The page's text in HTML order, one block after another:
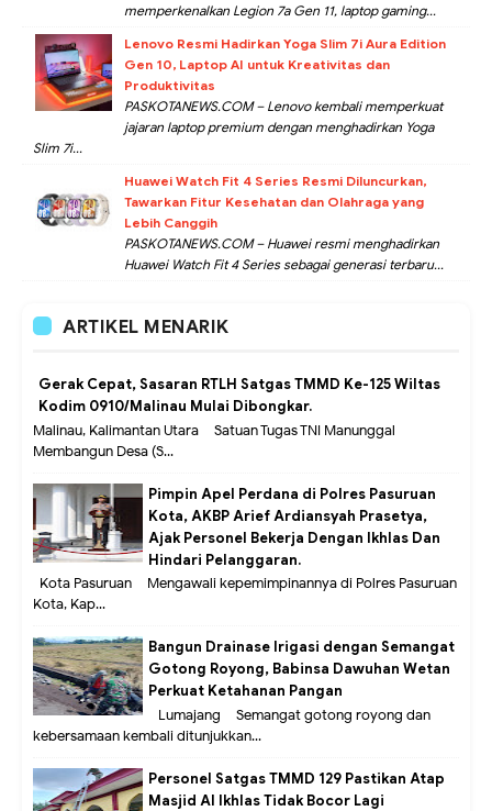
memperkenalkan Legion 7a Gen 11, laptop gaming...
Lenovo Resmi Hadirkan Yoga Slim 7i Aura Edition
Gen 10, Laptop AI untuk Kreativitas dan
Produktivitas
PASKOTANEWS.COM – Lenovo kembali memperkuat
jajaran laptop premium dengan menghadirkan Yoga
Slim 7i...
Huawei Watch Fit 4 Series Resmi Diluncurkan,
Tawarkan Fitur Kesehatan dan Olahraga yang
Lebih Canggih
PASKOTANEWS.COM – Huawei resmi menghadirkan
Huawei Watch Fit 4 Series sebagai generasi terbaru...
ARTIKEL MENARIK
Gerak Cepat, Sasaran RTLH Satgas TMMD Ke-125 Wiltas
Kodim 0910/Malinau Mulai Dibongkar.
Malinau, Kalimantan Utara – Satuan Tugas TNI Manunggal
Membangun Desa (S...
Pimpin Apel Perdana di Polres Pasuruan
Kota, AKBP Arief Ardiansyah Prasetya,
Ajak Personel Bekerja Dengan Ikhlas Dan
Hindari Pelanggaran.
Kota Pasuruan – Mengawali kepemimpinannya di Polres Pasuruan
Kota, Kap...
Bangun Drainase Irigasi dengan Semangat
Gotong Royong, Babinsa Dawuhan Wetan
Perkuat Ketahanan Pangan
Lumajang – Semangat gotong royong dan
kebersamaan kembali ditunjukkan...
Personel Satgas TMMD 129 Pastikan Atap
Masjid Al Ikhlas Tidak Bocor Lagi